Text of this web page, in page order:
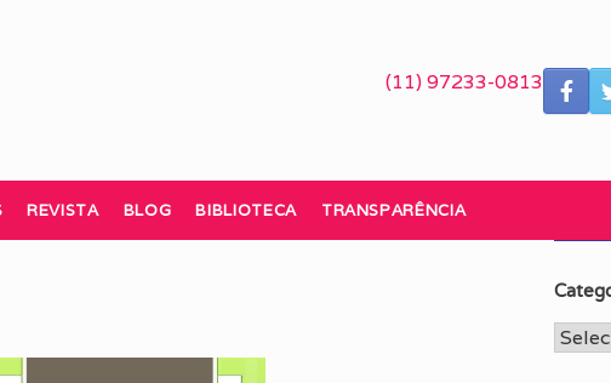
(11) 97233-0813
REVISTA BLOG BIBLIOTECA TRANSPARÊNCIA